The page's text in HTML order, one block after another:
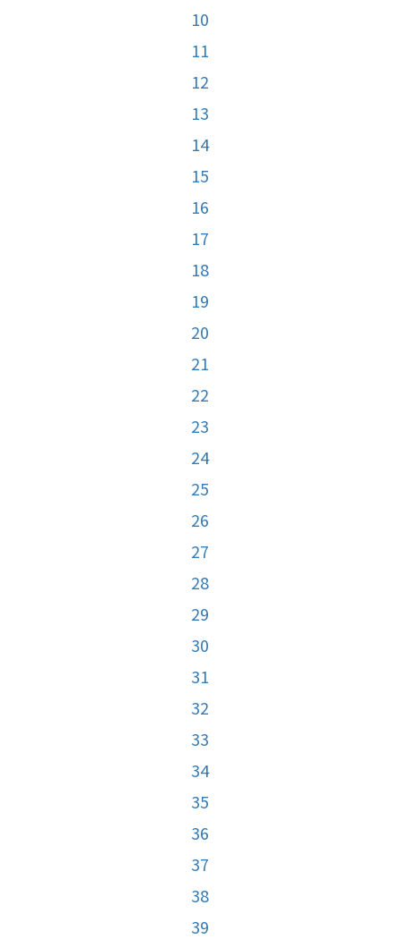
10
11
12
13
14
15
16
17
18
19
20
21
22
23
24
25
26
27
28
29
30
31
32
33
34
35
36
37
38
39